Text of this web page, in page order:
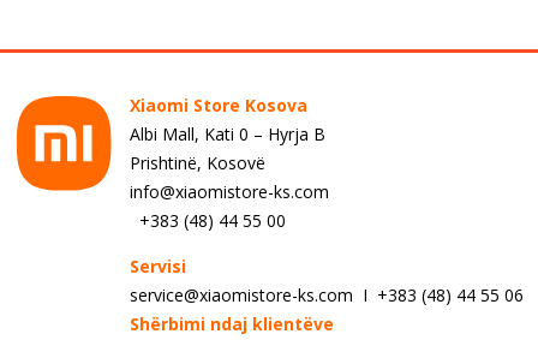
Xiaomi Store Kosova
Albi Mall, Kati 0 – Hyrja B
Prishtinë, Kosovë
info@xiaomistore-ks.com
+383 (48) 44 55 00
Servisi
service@xiaomistore-ks.com I +383 (48) 44 55 06
Shërbimi ndaj klientëve